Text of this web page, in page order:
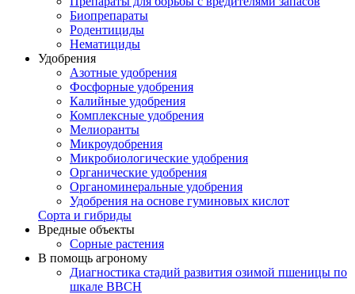
Биопрепараты
Родентициды
Нематициды
Удобрения
Азотные удобрения
Фосфорные удобрения
Калийные удобрения
Комплексные удобрения
Мелиоранты
Микроудобрения
Микробиологические удобрения
Органические удобрения
Органоминеральные удобрения
Удобрения на основе гуминовых кислот
Сорта и гибриды
Вредные объекты
Сорные растения
В помощь агроному
Диагностика стадий развития озимой пшеницы по
шкале ВВСН